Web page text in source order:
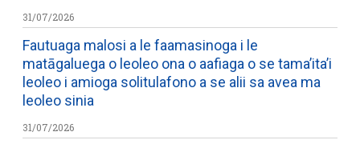
31/07/2026
Fautuaga malosi a le faamasinoga i le
matāgaluega o leoleo ona o aafiaga o se tama’ita’i
leoleo i amioga solitulafono a se alii sa avea ma
leoleo sinia
31/07/2026